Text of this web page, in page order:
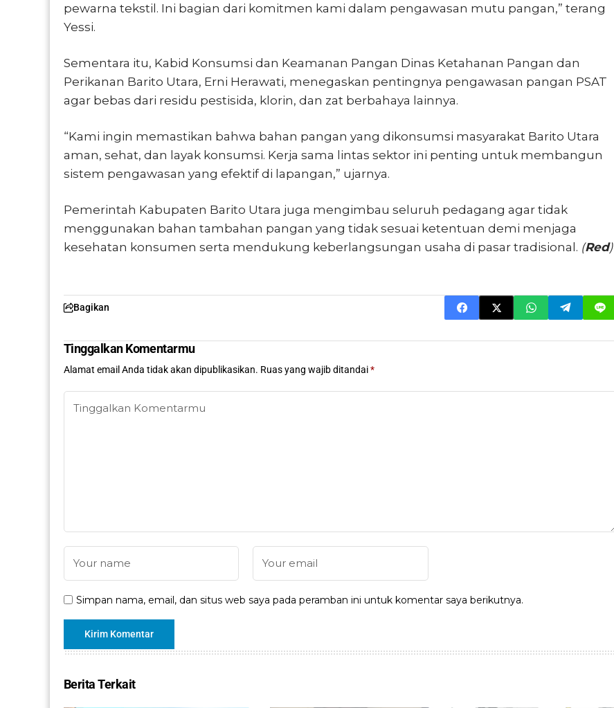
pewarna tekstil. Ini bagian dari komitmen kami dalam pengawasan mutu pangan,” terang
Yessi.
Sementara itu, Kabid Konsumsi dan Keamanan Pangan Dinas Ketahanan Pangan dan
Perikanan Barito Utara, Erni Herawati, menegaskan pentingnya pengawasan pangan PSAT
agar bebas dari residu pestisida, klorin, dan zat berbahaya lainnya.
“Kami ingin memastikan bahwa bahan pangan yang dikonsumsi masyarakat Barito Utara
aman, sehat, dan layak konsumsi. Kerja sama lintas sektor ini penting untuk membangun
sistem pengawasan yang efektif di lapangan,” ujarnya.
Pemerintah Kabupaten Barito Utara juga mengimbau seluruh pedagang agar tidak
menggunakan bahan tambahan pangan yang tidak sesuai ketentuan demi menjaga
kesehatan konsumen serta mendukung keberlangsungan usaha di pasar tradisional. (Red)
Bagikan
Tinggalkan Komentarmu
Alamat email Anda tidak akan dipublikasikan. Ruas yang wajib ditandai*
Simpan nama, email, dan situs web saya pada peramban ini untuk komentar saya berikutnya.
Berita Terkait